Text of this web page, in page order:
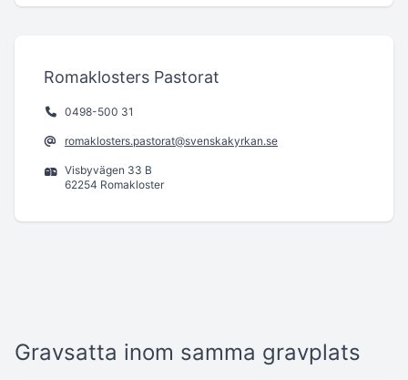
Romaklosters Pastorat
0498-500 31
romaklosters.pastorat@svenskakyrkan.se
Visbyvägen 33 B
62254 Romakloster
Gravsatta inom samma gravplats